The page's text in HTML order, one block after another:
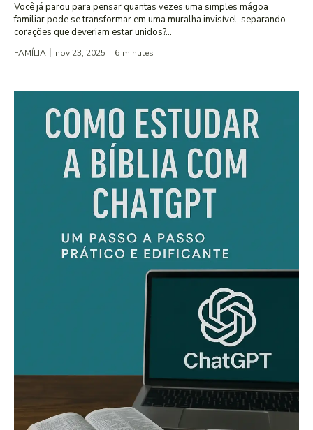
Você já parou para pensar quantas vezes uma simples mágoa
familiar pode se transformar em uma muralha invisível, separando
corações que deveriam estar unidos?...
FAMÍLIA nov 23, 2025 6 minutes